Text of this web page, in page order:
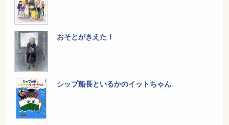
おそとがきえた！
シップ船長といるかのイットちゃん